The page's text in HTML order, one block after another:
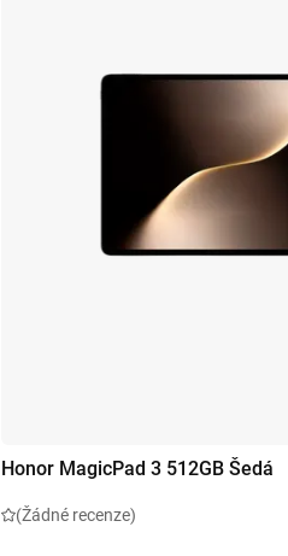
Honor MagicPad 3 512GB Šedá
(Žádné recenze)